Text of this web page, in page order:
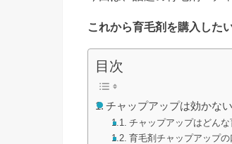
これから育毛剤を購入した
目次
チャップアップは効かな
チャップアップはどん
育毛剤チャップアップ